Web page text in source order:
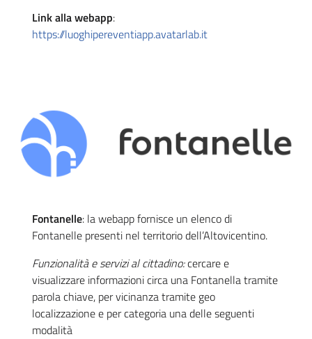
Link alla webapp:
https://luoghipereventiapp.avatarlab.it
Fontanelle: la webapp fornisce un elenco di
Fontanelle presenti nel territorio dell’Altovicentino.
Funzionalità e servizi al cittadino:cercare e
visualizzare informazioni circa una Fontanella tramite
parola chiave, per vicinanza tramite geo
localizzazione e per categoria una delle seguenti
modalità